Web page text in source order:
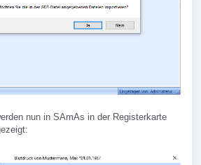
nun in SAmAs in der Registerkarte